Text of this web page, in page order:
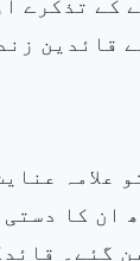
علامہ
ان کا
گئے۔